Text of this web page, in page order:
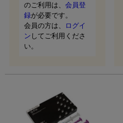
のご利用は、 会員登
録が必要です。
会員の方は、
ログイ
ン してご利用くださ
い。